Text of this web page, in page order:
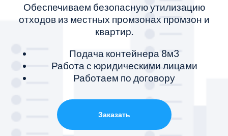
Обеспечиваем безопасную утилизацию
отходов из местных промзонах промзон и
квартир.
Подача контейнера 8м3
Работа с юридическими лицами
Работаем по договору
Заказать